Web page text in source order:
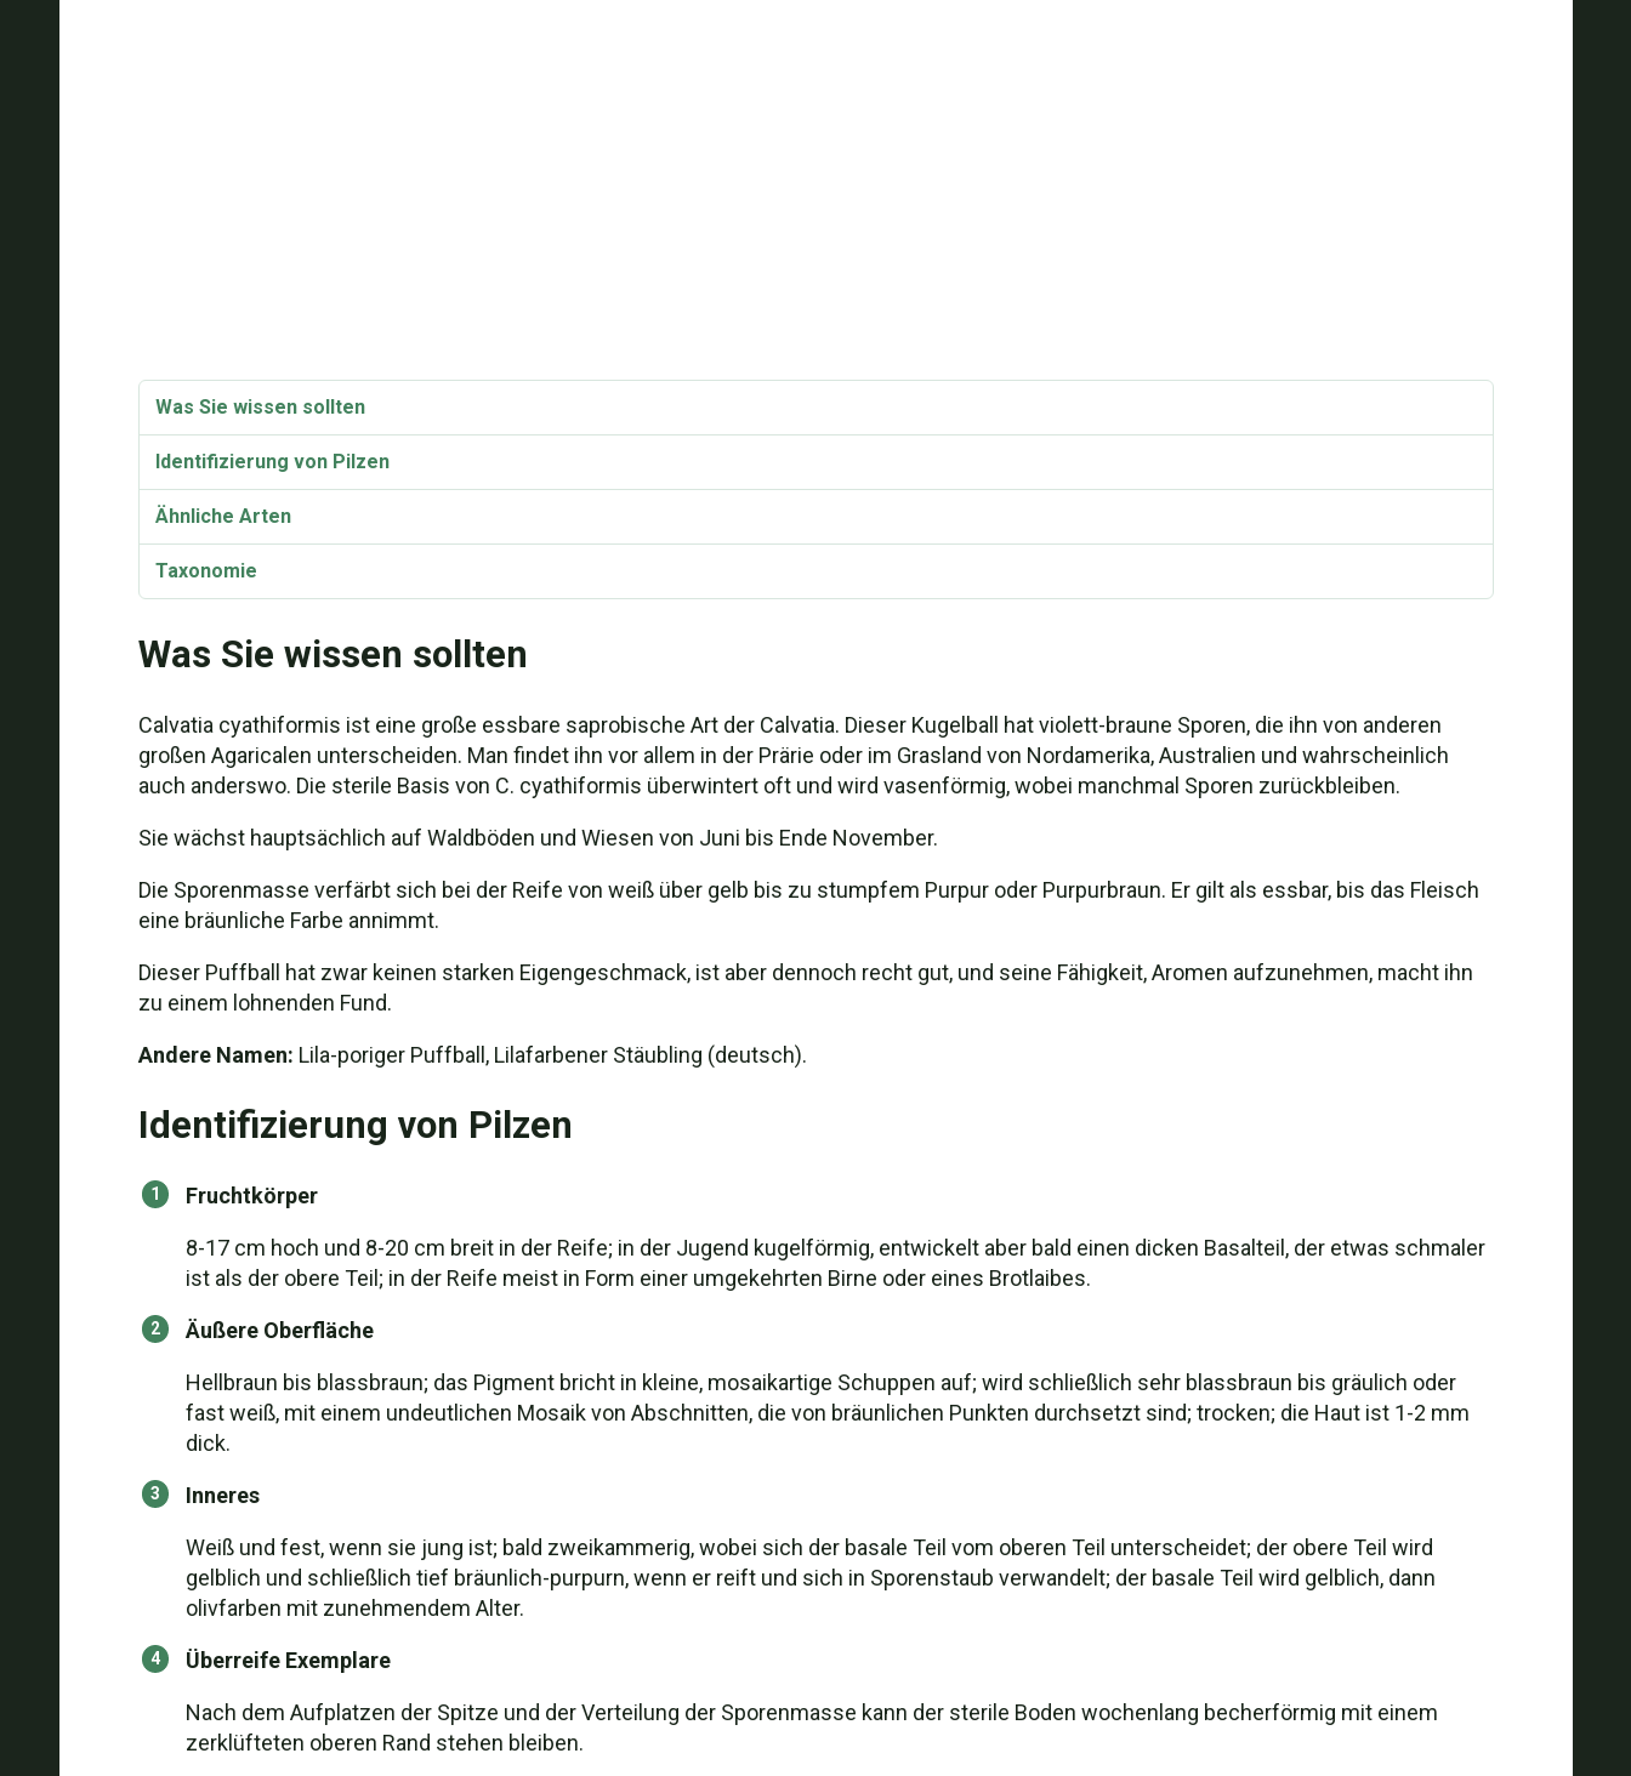
Was Sie wissen sollten
Identifizierung von Pilzen
Ähnliche Arten
Taxonomie
Was Sie wissen sollten
Calvatia cyathiformis ist eine große essbare saprobische Art der Calvatia. Dieser Kugelball hat violett-braune Sporen, die ihn von anderen
großen Agaricalen unterscheiden. Man findet ihn vor allem in der Prärie oder im Grasland von Nordamerika, Australien und wahrscheinlich
auch anderswo. Die sterile Basis von C. cyathiformis überwintert oft und wird vasenförmig, wobei manchmal Sporen zurückbleiben.
Sie wächst hauptsächlich auf Waldböden und Wiesen von Juni bis Ende November.
Die Sporenmasse verfärbt sich bei der Reife von weiß über gelb bis zu stumpfem Purpur oder Purpurbraun. Er gilt als essbar, bis das Fleisch
eine bräunliche Farbe annimmt.
Dieser Puffball hat zwar keinen starken Eigengeschmack, ist aber dennoch recht gut, und seine Fähigkeit, Aromen aufzunehmen, macht ihn
zu einem lohnenden Fund.
Andere Namen: Lila-poriger Puffball, Lilafarbener Stäubling (deutsch).
Identifizierung von Pilzen
Fruchtkörper
8-17 cm hoch und 8-20 cm breit in der Reife; in der Jugend kugelförmig, entwickelt aber bald einen dicken Basalteil, der etwas schmaler
ist als der obere Teil; in der Reife meist in Form einer umgekehrten Birne oder eines Brotlaibes.
Äußere Oberfläche
Hellbraun bis blassbraun; das Pigment bricht in kleine, mosaikartige Schuppen auf; wird schließlich sehr blassbraun bis gräulich oder
fast weiß, mit einem undeutlichen Mosaik von Abschnitten, die von bräunlichen Punkten durchsetzt sind; trocken; die Haut ist 1-2 mm
dick.
Inneres
Weiß und fest, wenn sie jung ist; bald zweikammerig, wobei sich der basale Teil vom oberen Teil unterscheidet; der obere Teil wird
gelblich und schließlich tief bräunlich-purpurn, wenn er reift und sich in Sporenstaub verwandelt; der basale Teil wird gelblich, dann
olivfarben mit zunehmendem Alter.
Überreife Exemplare
Nach dem Aufplatzen der Spitze und der Verteilung der Sporenmasse kann der sterile Boden wochenlang becherförmig mit einem
zerklüfteten oberen Rand stehen bleiben.